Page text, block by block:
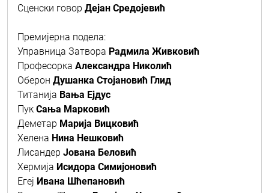
Сценски говор Дејан Средојевић
Премијерна подела:
Управница Затвора Радмила Живковић
Професорка Александра Николић
Оберон Душанка Стојановић Глид
Титанија Вања Ејдус
Пук Сања Марковић
Деметар Марија Вицковић
Хелена Нина Нешковић
Лисандер Јована Беловић
Хермија Исидора Симијоновић
Егеј Ивана Шћепановић